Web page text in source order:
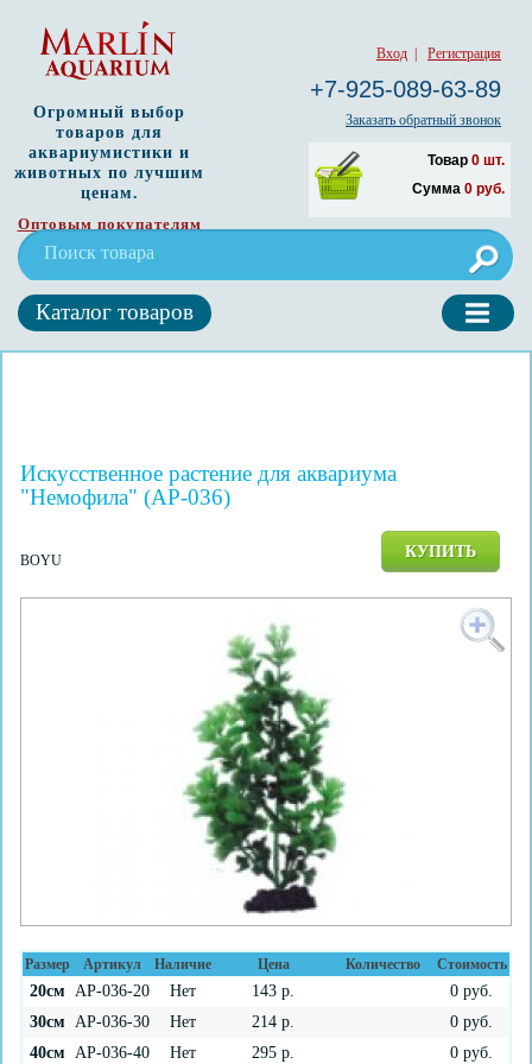
Вход Регистрация
+7-925-089-63-89
Заказать обратный звонок
Товар 0 шт.
Сумма 0 руб.
Огромный выбор
товаров для
аквариумистики и
животных по лучшим
ценам.
Оптовым покупателям
Каталог товаров
Искусственное растение для аквариума
"Немофила" (AP-036)
BOYU КУПИТЬ
Размер Артикул Наличие Цена Количество Стоимость
20см AP-036-20 Нет 143 р. 0 руб.
30см AP-036-30 Нет 214 р. 0 руб.
40см AP-036-40 Нет 295 р. 0 руб.